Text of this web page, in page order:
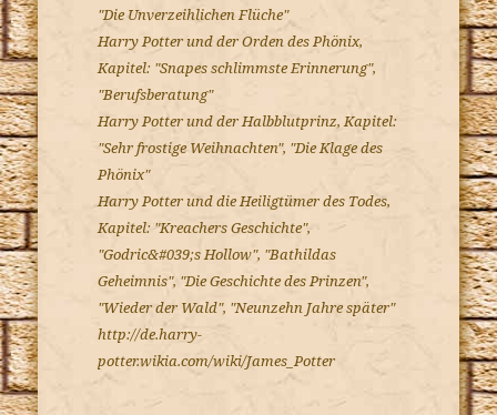
"Die Unverzeihlichen Flüche"
Harry Potter und der Orden des Phönix,
Kapitel: "Snapes schlimmste Erinnerung",
"Berufsberatung"
Harry Potter und der Halbblutprinz, Kapitel:
"Sehr frostige Weihnachten", "Die Klage des
Phönix"
Harry Potter und die Heiligtümer des Todes,
Kapitel: "Kreachers Geschichte",
"Godric&#039;s Hollow", "Bathildas
Geheimnis", "Die Geschichte des Prinzen",
"Wieder der Wald", "Neunzehn Jahre später"
http://de.harry-
potter.wikia.com/wiki/James_Potter